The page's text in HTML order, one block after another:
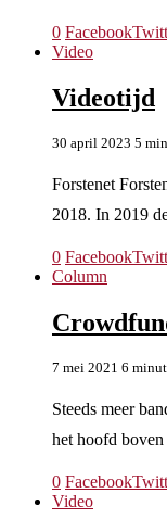
0 Facebook
Video
Videotijd
30 april 2023 5
Forstenet
2018. In 2019
0 Facebook
Column
7 mei 2021 6
Steeds meer
het hoofd
0 Facebook
Video